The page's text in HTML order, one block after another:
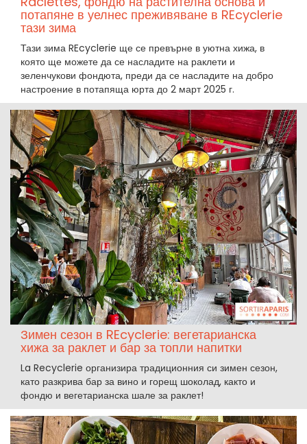
потапяне в уелнес преживяване в REcyclerie
тази зима
Тази зима REcyclerie ще се превърне в уютна хижа, в
която ще можете да се насладите на раклети и
зеленчукови фондюта, преди да се насладите на добро
настроение в потапяща юрта до 2 март 2025 г.
Зимен сезон в REcyclerie: вегетарианска
хижа за раклет и бар за топли напитки
La Recyclerie организира традиционния си зимен сезон,
като разкрива бар за вино и горещ шоколад, както и
фондю и вегетарианска шале за раклет!